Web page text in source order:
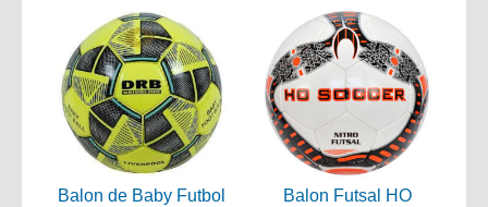
Balon de Baby Futbol
Balon Futsal HO